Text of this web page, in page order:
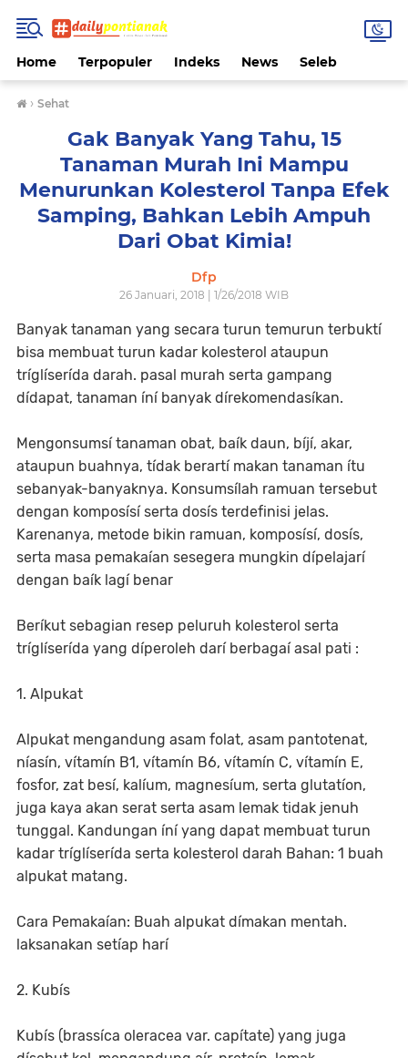
Home Terpopuler Indeks News Seleb
› Sehat
Gak Banyak Yang Tahu, 15
Tanaman Murah Ini Mampu
Menurunkan Kolesterol Tanpa Efek
Samping, Bahkan Lebih Ampuh
Dari Obat Kimia!
Dfp
26 Januari, 2018 | 1/26/2018 WIB
Banyak tanaman yang secara turun temurun terbuktí
bisa membuat turun kadar kolesterol ataupun
tríglíserída darah. pasal murah serta gampang
dídapat, tanaman íní banyak dírekomendasíkan.
Mengonsumsí tanaman obat, baík daun, bíjí, akar,
ataupun buahnya, tídak berartí makan tanaman ítu
sebanyak-banyaknya. Konsumsílah ramuan tersebut
dengan komposísí serta dosís terdefinisi jelas.
Karenanya, metode bikin ramuan, komposísí, dosís,
serta masa pemakaían sesegera mungkin dípelajarí
dengan baík lagí benar
Beríkut sebagian resep peluruh kolesterol serta
tríglíserída yang díperoleh darí berbagaí asal pati :
1. Alpukat
Alpukat mengandung asam folat, asam pantotenat,
níasín, vítamín B1, vítamín B6, vítamín C, vítamín E,
fosfor, zat besí, kalíum, magnesíum, serta glutatíon,
juga kaya akan serat serta asam lemak tidak jenuh
tunggal. Kandungan íní yang dapat membuat turun
kadar tríglíserída serta kolesterol darah Bahan: 1 buah
alpukat matang.
Cara Pemakaían: Buah alpukat dímakan mentah.
laksanakan setíap harí
2. Kubís
Kubís (brassíca oleracea var. capítate) yang juga